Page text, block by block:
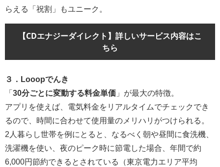
らえる「祝割」もユニーク。
【CDエナジーダイレクト】詳しいサービス内容はこ
ちら
３．Looopでんき
「 30分ごとに変動する料金単価 」が最大の特徴。
アプリを使えば、電気料金をリアルタイムでチェックでき
るので、時間に合わせて使用量のメリハリがつけられる。
2人暮らし世帯を例にとると、なるべく朝や昼間に食洗機、
洗濯機を使い、夜のピーク時に節電した場合、年間で約
6,000円節約できるとされている（東京電力エリア平均